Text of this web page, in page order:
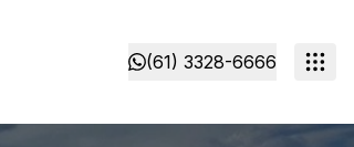
(61) 3328-6666